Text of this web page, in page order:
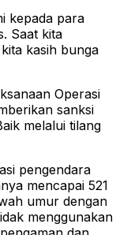
kepada para
Saat kita
kasih bunga
Operasi
sanksi
melalui tilang
pengendara
mencapai 521
umur dengan
menggunakan